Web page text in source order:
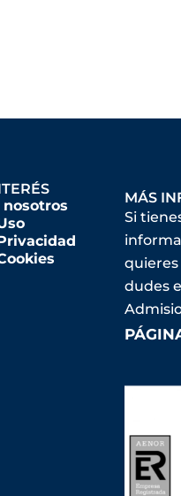
nosotros
MÁS
Si
quieres
dudes